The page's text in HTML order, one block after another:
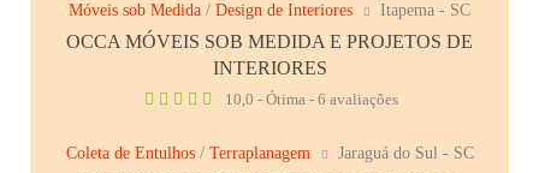
Móveis sob Medida / Design de Interiores Itapema - SC
OCCA MÓVEIS SOB MEDIDA E PROJETOS DE
INTERIORES
10,0 - Ótima - 6 avaliações
Coleta de Entulhos/ Terraplanagem Jaraguá do Sul - SC